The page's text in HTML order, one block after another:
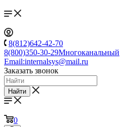
8(812)642-42-70
8(800)350-30-29Многоканальный
Email:internalsys@mail.ru
Заказать звонок
Найти
0